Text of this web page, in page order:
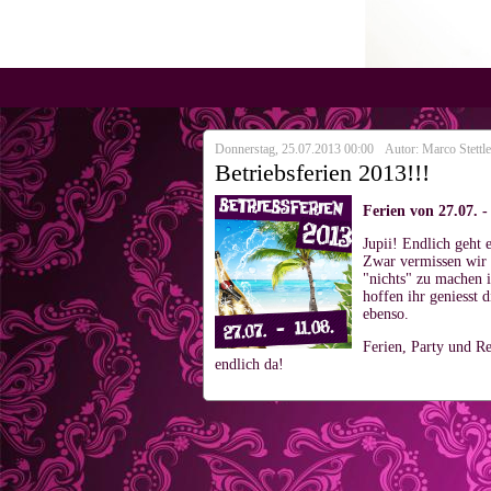
Donnerstag, 25.07.2013 00:00 Autor: Marco
Betriebsferien 2013!!!
Ferien von 27.07. -
Jupii! Endlich geht
Zwar vermissen wir
"nichts" zu machen
hoffen ihr geniesst
ebenso.
Ferien, Party und
endlich da!